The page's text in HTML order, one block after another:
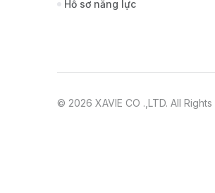
Hồ sơ năng lực
© 2026 XAVIE CO .,LTD. All